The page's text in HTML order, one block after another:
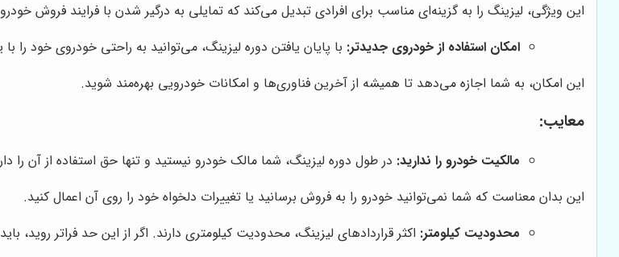
این ویژگی، لیزینگ را به گزینه‌ای مناسب برای افرادی تبدیل می‌کند که تمایلی به درگیر شدن با فرایند فروش خودرو
امکان استفاده از خودروی جدیدتر: با پایان یافتن دوره لیزینگ، می‌توانید به راحتی خودروی خود را
این امکان، به شما اجازه می‌دهد تا همیشه از آخرین فناوری‌ها و امکانات خودرویی بهره‌مند شوید.
معایب:
مالکیت خودرو را ندارید: در طول دوره لیزینگ، شما مالک خودرو نیستید و تنها حق استفاده از آن را
این بدان معناست که شما نمی‌توانید خودرو را به فروش برسانید یا تغییرات دلخواه خود را روی آن اعمال کنید.
محدودیت کیلومتر: اکثر قراردادهای لیزینگ، محدودیت کیلومتری دارند. اگر از این حد فراتر روید،